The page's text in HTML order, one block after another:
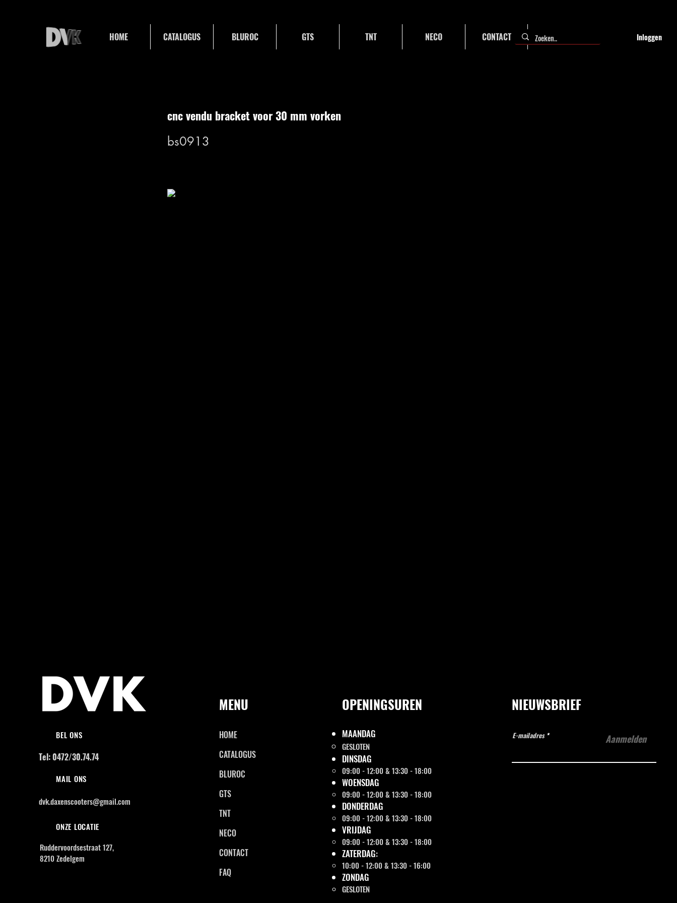
HOME CATALOGUS BLUROC GTS TNT NECO CONTACT FAQ Inloggen
cnc vendu bracket voor 30 mm vorken
bs0913
BEL ONS
Tel: 0472/30.74.74
MAIL ONS
dvk.daxenscooters@gmail.com
ONZE LOCATIE
Ruddervoordsestraat 127,
8210 Zedelgem
MENU
HOME
CATALOGUS
BLUROC
GTS
TNT
NECO
CONTACT
FAQ
OPENINGSUREN NIEUWSBRIEF
E-mailadres Aanmelden
MAANDAG
GESLOTEN
DINSDAG
09:00 - 12:00 & 13:30 - 18:00
WOENSDAG
09:00 - 12:00 & 13:30 - 18:00
DONDERDAG
09:00 - 12:00 & 13:30 - 18:00
VRIJDAG
09:00 - 12:00 & 13:30 - 18:00
ZATERDAG:
10:00 - 12:00 & 13:30 - 16:00
ZONDAG
GESLOTEN